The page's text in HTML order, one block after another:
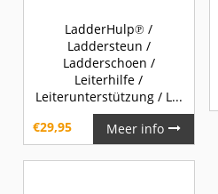
LadderHulp℗ /
Laddersteun /
Ladderschoen /
Leiterhilfe /
Leiterunterstützung / L...
€29,95 Meer info